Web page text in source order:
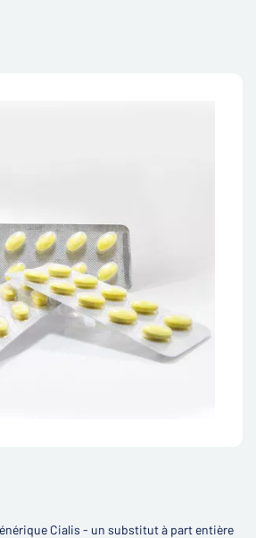
Cialis - un substitut à part entière